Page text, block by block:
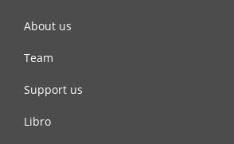
About us
Team
Support us
Libro